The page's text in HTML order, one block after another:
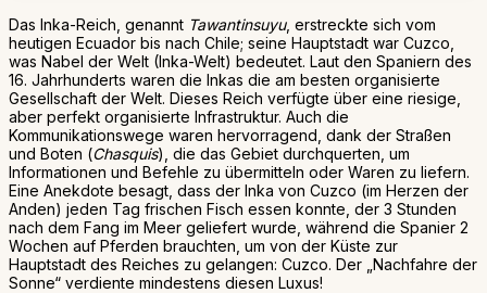
Das Inka-Reich, genannt Tawantinsuyu, erstreckte sich vom
heutigen Ecuador bis nach Chile; seine Hauptstadt war Cuzco,
was Nabel der Welt (Inka-Welt) bedeutet. Laut den Spaniern des
16. Jahrhunderts waren die Inkas die am besten organisierte
Gesellschaft der Welt. Dieses Reich verfügte über eine riesige,
aber perfekt organisierte Infrastruktur. Auch die
Kommunikationswege waren hervorragend, dank der Straßen
und Boten (Chasquis), die das Gebiet durchquerten, um
Informationen und Befehle zu übermitteln oder Waren zu liefern.
Eine Anekdote besagt, dass der Inka von Cuzco (im Herzen der
Anden) jeden Tag frischen Fisch essen konnte, der 3 Stunden
nach dem Fang im Meer geliefert wurde, während die Spanier 2
Wochen auf Pferden brauchten, um von der Küste zur
Hauptstadt des Reiches zu gelangen: Cuzco. Der „Nachfahre der
Sonne“ verdiente mindestens diesen Luxus!